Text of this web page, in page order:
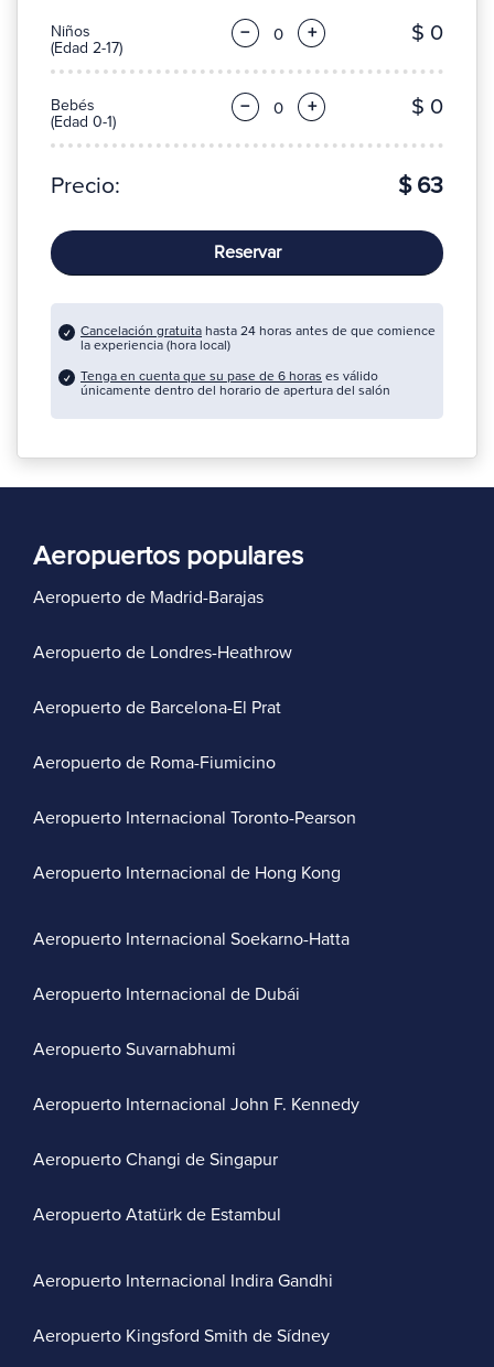
Niños
(Edad 2-17)
− + $ 0
Bebés
(Edad 0-1)
− + $ 0
Precio: $ 63
Reservar
Cancelación gratuita hasta 24 horas antes de que comience
la experiencia (hora local)
Tenga en cuenta que su pase de 6 horas es válido
únicamente dentro del horario de apertura del salón
Aeropuertos populares
Aeropuerto de Madrid-Barajas
Aeropuerto de Londres-Heathrow
Aeropuerto de Barcelona-El Prat
Aeropuerto de Roma-Fiumicino
Aeropuerto Internacional Toronto-Pearson
Aeropuerto Internacional de Hong Kong
Aeropuerto Internacional Soekarno-Hatta
Aeropuerto Internacional de Dubái
Aeropuerto Suvarnabhumi
Aeropuerto Internacional John F. Kennedy
Aeropuerto Changi de Singapur
Aeropuerto Atatürk de Estambul
Aeropuerto Internacional Indira Gandhi
Aeropuerto Kingsford Smith de Sídney